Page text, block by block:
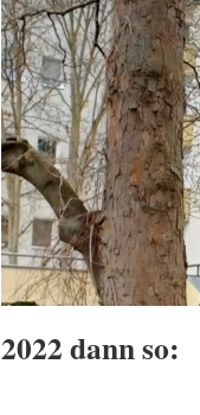
2022 dann so: